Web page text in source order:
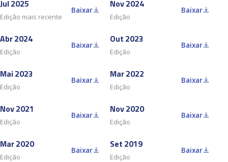
Jul 2025
Edição mais recente
Baixar
Nov 2024
Edição
Baixar
Abr 2024
Edição
Baixar
Out 2023
Edição
Baixar
Mai 2023
Edição
Baixar
Mar 2022
Edição
Baixar
Nov 2021
Edição
Baixar
Nov 2020
Edição
Baixar
Mar 2020
Edição
Baixar
Set 2019
Edição
Baixar